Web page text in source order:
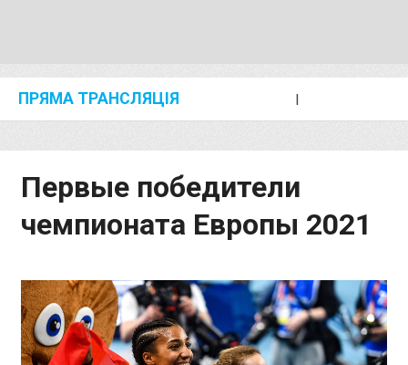
ПРЯМА ТРАНСЛЯЦІЯ I
Первые победители
чемпионата Европы 2021